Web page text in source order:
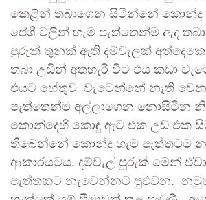
කෙළින් තබාගෙන සිටින්නේ කොන්ද
පේශී වලින් හැම පැත්තෙන්ම ඇද
පුරුක් තුනක් ඇති දම්වැලක්
තබා උඩින් අතහැරි විට එය කඩා
එයට හේතුව වැටෙන්නේ නැති
පැත්තෙන්ම අල්ලාගෙන නොසිටින
කොන්දෙහි කොඳු ඇට එක උඩ එක
තිබෙන්නේ කොන්ද හැම පැත්තටම
ආකාරයටය. දම්වැල් පුරුක් මෙන්
පැත්තකට නැවෙන්නට පුළුවන.